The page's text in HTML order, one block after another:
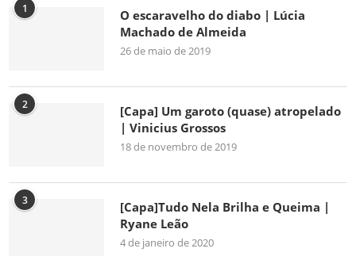
1
O escaravelho do diabo | Lúcia
Machado de Almeida
26 de maio de 2019
2
[Capa] Um garoto (quase) atropelado
| Vinicius Grossos
18 de novembro de 2019
3
[Capa]Tudo Nela Brilha e Queima |
Ryane Leão
4 de janeiro de 2020